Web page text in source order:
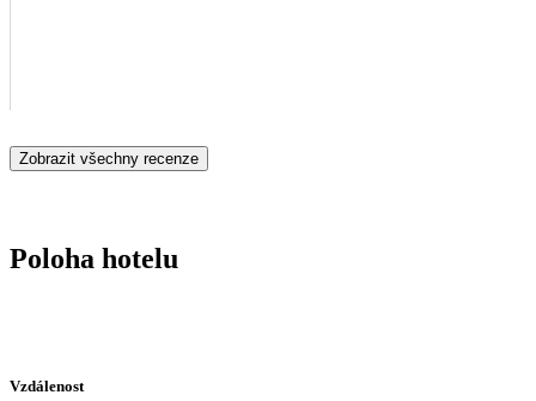
Zobrazit všechny recenze
Poloha hotelu
Vzdálenost